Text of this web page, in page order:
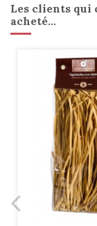
Les clients qui
acheté...